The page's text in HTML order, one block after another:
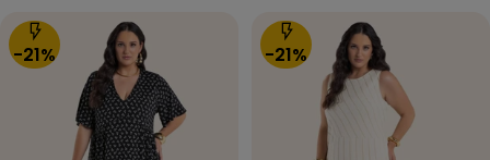
-21% -21%